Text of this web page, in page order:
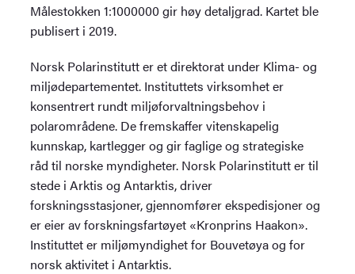
Målestokken 1:1000000 gir høy detaljgrad. Kartet ble
publisert i 2019.
Norsk Polarinstitutt er et direktorat under Klima- og
miljødepartementet. Instituttets virksomhet er
konsentrert rundt miljøforvaltningsbehov i
polarområdene. De fremskaffer vitenskapelig
kunnskap, kartlegger og gir faglige og strategiske
råd til norske myndigheter. Norsk Polarinstitutt er til
stede i Arktis og Antarktis, driver
forskningsstasjoner, gjennomfører ekspedisjoner og
er eier av forskningsfartøyet «Kronprins Haakon».
Instituttet er miljømyndighet for Bouvetøya og for
norsk aktivitet i Antarktis.